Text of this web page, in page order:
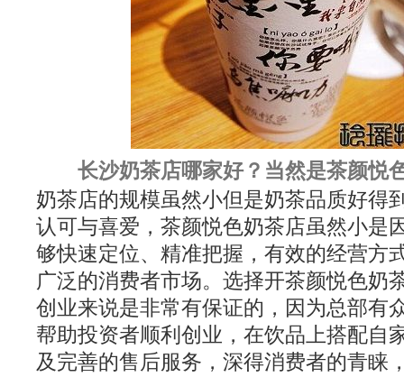
长沙奶茶店哪家好？当然是茶颜悦
奶茶店的规模虽然小但是奶茶品质好得
认可与喜爱，茶颜悦色奶茶店虽然小是
够快速定位、精准把握，有效的经营方
广泛的消费者市场。选择开茶颜悦色奶
创业来说是非常有保证的，因为总部有
帮助投资者顺利创业，在饮品上搭配自
及完善的售后服务，深得消费者的青睐